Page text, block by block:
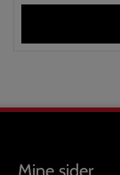
Mine sider